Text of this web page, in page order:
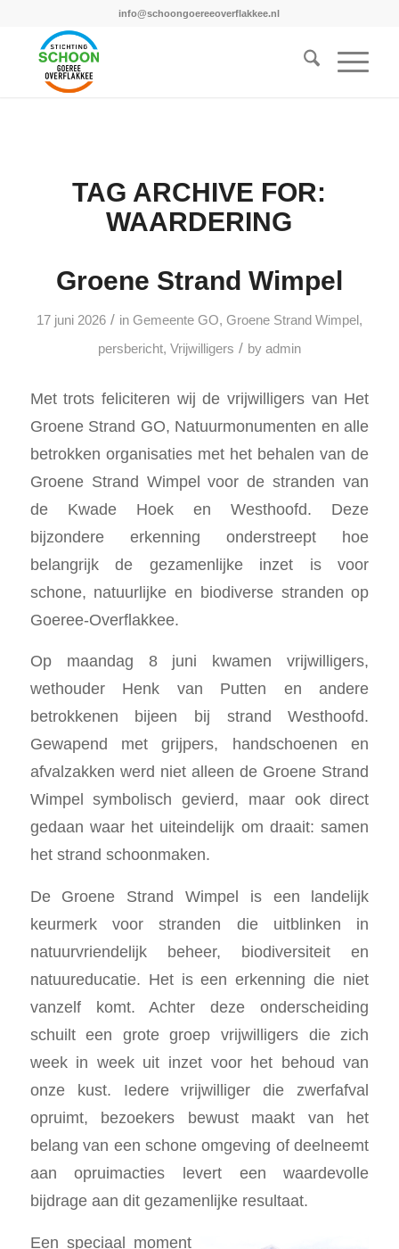
info@schoongoereeoverflakkee.nl
TAG ARCHIVE FOR:
WAARDERING
Groene Strand Wimpel
17 juni 2026 / in Gemeente GO, Groene Strand Wimpel ,
persbericht, Vrijwilligers / by admin
Met trots feliciteren wij de vrijwilligers van Het
Groene Strand GO, Natuurmonumenten en alle
betrokken organisaties met het behalen van de
Groene Strand Wimpel voor de stranden van
de Kwade Hoek en Westhoofd. Deze
bijzondere erkenning onderstreept hoe
belangrijk de gezamenlijke inzet is voor
schone, natuurlijke en biodiverse stranden op
Goeree-Overflakkee.
Op maandag 8 juni kwamen vrijwilligers,
wethouder Henk van Putten en andere
betrokkenen bijeen bij strand Westhoofd.
Gewapend met grijpers, handschoenen en
afvalzakken werd niet alleen de Groene Strand
Wimpel symbolisch gevierd, maar ook direct
gedaan waar het uiteindelijk om draait: samen
het strand schoonmaken.
De Groene Strand Wimpel is een landelijk
keurmerk voor stranden die uitblinken in
natuurvriendelijk beheer, biodiversiteit en
natuureducatie. Het is een erkenning die niet
vanzelf komt. Achter deze onderscheiding
schuilt een grote groep vrijwilligers die zich
week in week uit inzet voor het behoud van
onze kust. Iedere vrijwilliger die zwerfafval
opruimt, bezoekers bewust maakt van het
belang van een schone omgeving of deelneemt
aan opruimacties levert een waardevolle
bijdrage aan dit gezamenlijke resultaat.
Een speciaal moment